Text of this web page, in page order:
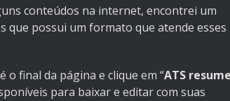
conteúdos na internet, encontrei um
possui um formato que atende esses
o final da página e clique em “ATS
para baixar e editar com suas